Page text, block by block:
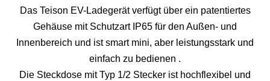
Das Teison EV-Ladegerät verfügt über ein patentiertes
Gehäuse mit Schutzart IP65 für den Außen- und
Innenbereich und ist smart mini, aber leistungsstark und
einfach zu bedienen .
Die Steckdose mit Typ 1/2 Stecker ist hochflexibel und